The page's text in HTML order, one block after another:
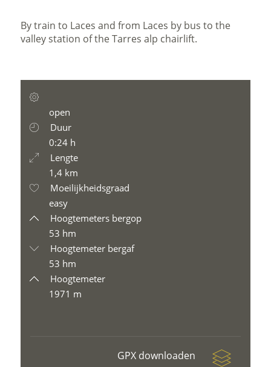
By train to Laces and from Laces by bus to the
valley station of the Tarres alp chairlift.
open
Duur
0:24 h
Lengte
1,4 km
Moeilijkheidsgraad
easy
Hoogtemeters bergop
53 hm
Hoogtemeter bergaf
53 hm
Hoogtemeter
1971 m
GPX downloaden